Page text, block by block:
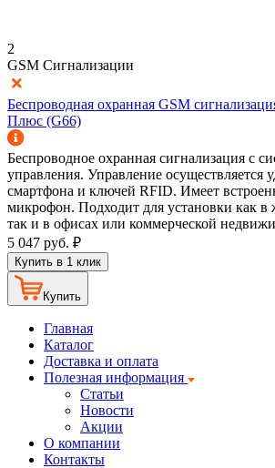
2
GSM Сигнализации
Беспроводная охранная GSM
Плюс (G66)
Беспроводное охранная сигнализация с
управления. Управление осуществляется
смартфона и ключей RFID. Имеет
микрофон. Подходит для установки как
так и в офисах или коммерческой
5 047 руб. ₽
Купить в 1 клик
Купить
Главная
Каталог
Доставка и оплата
Полезная информация
Статьи
Новости
Акции
О компании
Контакты